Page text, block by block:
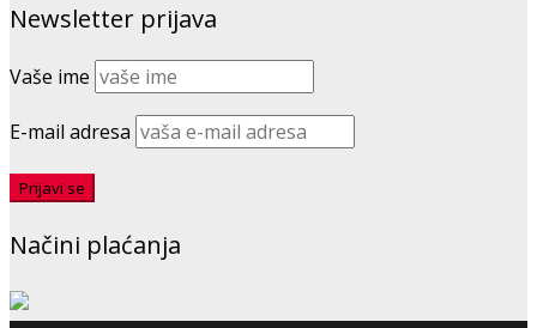
Newsletter prijava
Vaše ime
E-mail adresa
Načini plaćanja